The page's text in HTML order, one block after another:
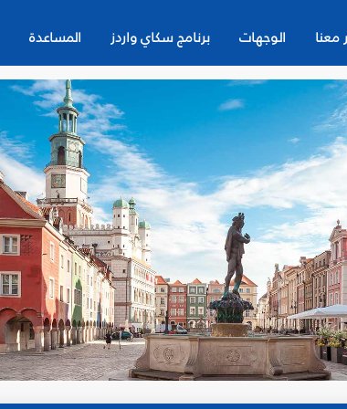
معنا الوجهات برنامج سكاي واردز المساعدة